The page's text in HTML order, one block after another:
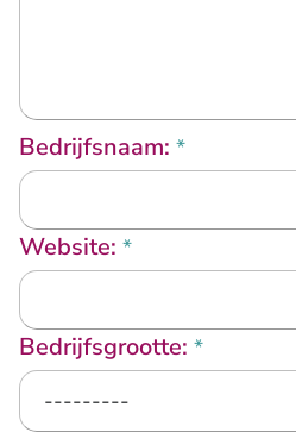
Bedrijfsnaam: *
Website: *
Bedrijfsgrootte: *